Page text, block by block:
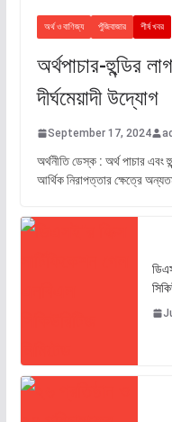
অর্থ ও বাণিজ্য পুঁজিবাজার শীর্ষ খবর
অর্থপাচার-হুন্ডির
দীর্ঘমেয়াদী উদ্যোগ
September 17, 2024
অর্থনীতি ডেস্ক : অর্থ পাচার এবং
আর্থিক নিরাপত্তার ক্ষেত্রে